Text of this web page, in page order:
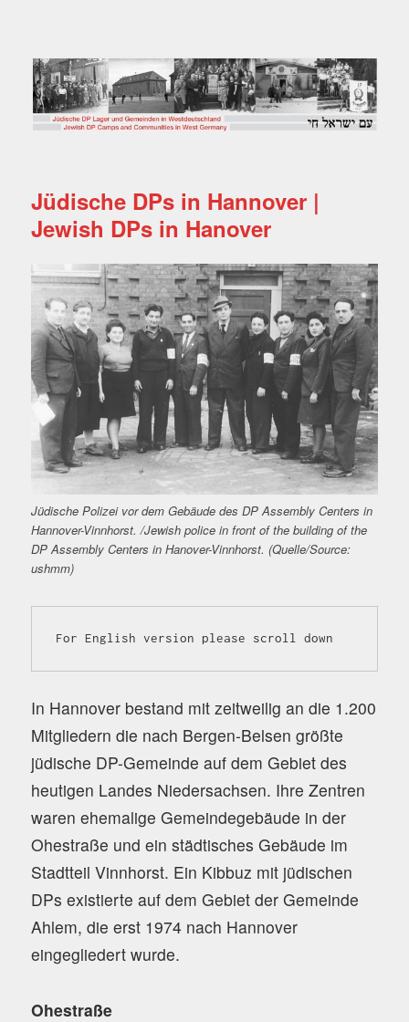
Jüdische DP Lager und
Gemeinden in
Westdeutschland
Jüdische DPs in Hannover |
Jewish DPs in Hanover
Jüdische Polizei vor dem Gebäude des DP Assembly Centers in
Hannover-Vinnhorst. /Jewish police in front of the building of the
DP Assembly Centers in Hanover-Vinnhorst. (Quelle/Source:
ushmm)
For English version please scroll down
In Hannover bestand mit zeitweilig an die 1.200
Mitgliedern die nach Bergen-Belsen größte
jüdische DP-Gemeinde auf dem Gebiet des
heutigen Landes Niedersachsen. Ihre Zentren
waren ehemalige Gemeindegebäude in der
Ohestraße und ein städtisches Gebäude im
Stadtteil Vinnhorst. Ein Kibbuz mit jüdischen
DPs existierte auf dem Gebiet der Gemeinde
Ahlem, die erst 1974 nach Hannover
eingegliedert wurde.
Ohestraße